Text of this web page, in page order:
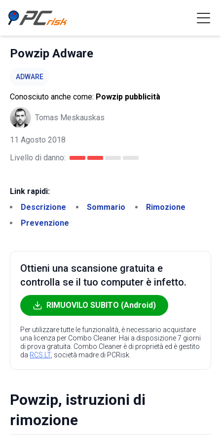
Powzip Adware
ADWARE
Conosciuto anche come: Powzip pubblicità
Tomas Meskauskas
11 Agosto 2018
Livello di danno:
Link rapidi:
Descrizione
Sommario
Rimozione
Prevenzione
Ottieni una scansione gratuita e
controlla se il tuo computer è infetto.
RIMUOVILO SUBITO (Android)
Per utilizzare tutte le funzionalità, è necessario acquistare
una licenza per Combo Cleaner. Hai a disposizione 7 giorni
di prova gratuita. Combo Cleaner è di proprietà ed è gestito
da RCS LT, società madre di PCRisk.
Powzip, istruzioni di
rimozione